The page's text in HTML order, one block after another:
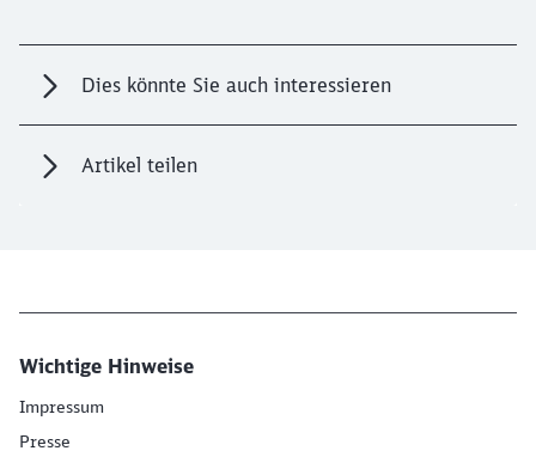
Dies könnte Sie auch interessieren
Artikel teilen
Wichtige Hinweise
Impressum
Presse